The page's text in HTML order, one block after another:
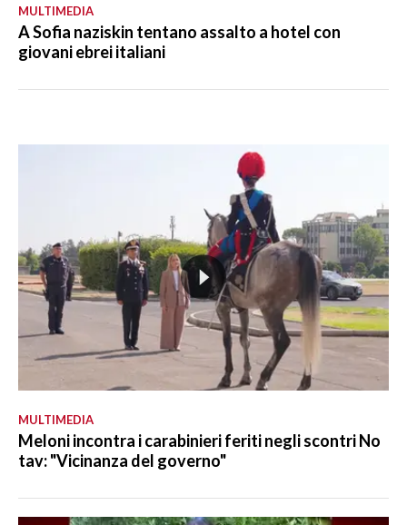
MULTIMEDIA
A Sofia naziskin tentano assalto a hotel con
giovani ebrei italiani
MULTIMEDIA
Meloni incontra i carabinieri feriti negli scontri No
tav: "Vicinanza del governo"